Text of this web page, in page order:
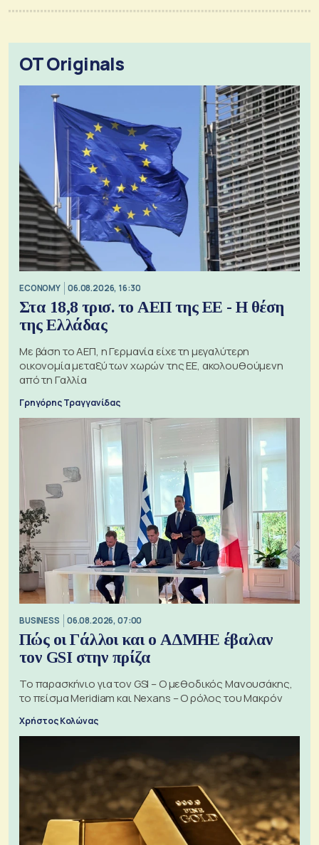
OT Originals
ECONOMY 06.08.2026, 16:30
Στα 18,8 τρισ. το ΑΕΠ της ΕΕ - Η θέση
της Ελλάδας
Με βάση το ΑΕΠ, η Γερμανία είχε τη μεγαλύτερη
οικονομία μεταξύ των χωρών της ΕΕ, ακολουθούμενη
από τη Γαλλία
Γρηγόρης Τραγγανίδας
BUSINESS 06.08.2026, 07:00
Πώς οι Γάλλοι και ο ΑΔΜΗΕ έβαλαν
τον GSI στην πρίζα
Το παρασκήνιο για τον GSI – Ο μεθοδικός Μανουσάκης,
το πείσμα Meridiam και Nexans – Ο ρόλος του Μακρόν
Χρήστος Κολώνας